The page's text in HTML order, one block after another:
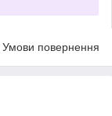
Умови повернення